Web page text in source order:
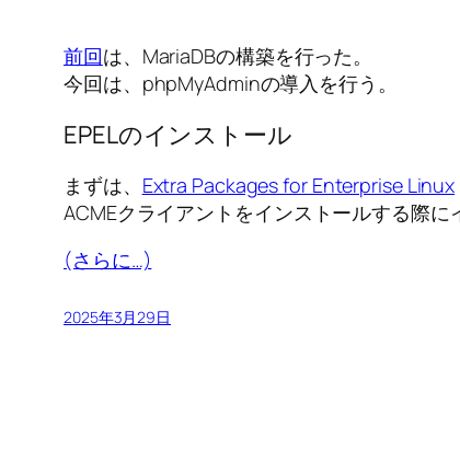
前回は、MariaDBの構築を行った。
今回は、phpMyAdminの導入を行う。
EPELのインストール
まずは、 Extra Packages for Enterprise Linux
ACMEクライアントをインストールする際
(さらに…)
2025年3月29日